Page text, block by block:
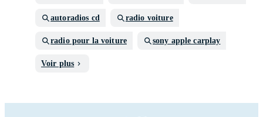
autoradios cd radio voiture
radio pour la voiture sony apple carplay
Voir plus